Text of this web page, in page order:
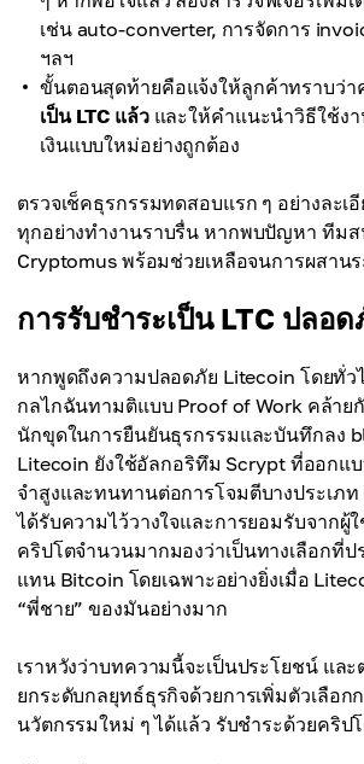
เช่น auto-converter, การจัดการ
ฯลฯ
ขั้นตอนสุดท้ายคือแจ้งให้ลูกค้าทราบว่
เป็น LTC แล้วและให้คำแนะนำวิธีใช้งา
เงินแบบใหม่อย่างถูกต้อง
ตรวจเช็คธุรกรรมทดสอบแรก ๆ อย่างละเ
ทุกอย่างทำงานราบรื่น หากพบปัญหา ทีม
Cryptomus พร้อมช่วยเหลือจนการผสาน
การรับชำระเป็น LTC ปลอ
หากพูดถึงความปลอดภัย Litecoin โดยทั่ว
กลไกฉันทามติแบบ Proof of Work คล้าย
นักขุดในการยืนยันธุรกรรมและบันทึกลง
Litecoin ยังใช้อัลกอริทึม Scrypt ที่ออกแ
จำสูงและทนทานต่อการโจมตีบางประเภท
ได้รับความไว้วางใจและการยอมรับจาก
คริปโตจำนวนมากมองว่าเป็นทางเลือกที่ป
แทน Bitcoin โดยเฉพาะอย่างยิ่งเมื่อ
“พี่ชาย” ของมันอย่างมาก
เราหวังว่าบทความนี้จะเป็นประโยชน์ แ
ยกระดับกลยุทธ์ธุรกิจด้วยการเพิ่มตัวเลือก
นวัตกรรมใหม่ ๆ ได้แล้ว รับชำระด้วยคริป